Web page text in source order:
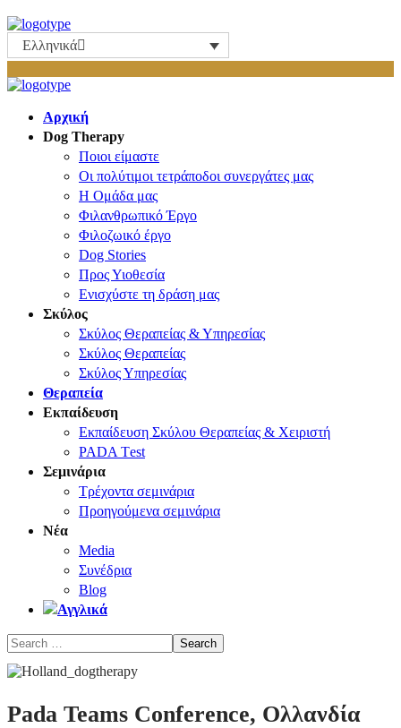
Ελληνικά
Αρχική
Dog Therapy
Ποιοι είμαστε
Οι πολύτιμοι τετράποδοι συνεργάτες μας
Η Ομάδα μας
Φιλανθρωπικό Έργο
Φιλοζωικό έργο
Dog Stories
Προς Υιοθεσία
Ενισχύστε τη δράση μας
Σκύλος
Σκύλος Θεραπείας & Υπηρεσίας
Σκύλος Θεραπείας
Σκύλος Υπηρεσίας
Θεραπεία
Εκπαίδευση
Εκπαίδευση Σκύλου Θεραπείας & Χειριστή
PADA Τest
Σεμινάρια
Τρέχοντα σεμινάρια
Προηγούμενα σεμινάρια
Νέα
Media
Συνέδρια
Blog
Pada Teams Conference, Ολλανδία